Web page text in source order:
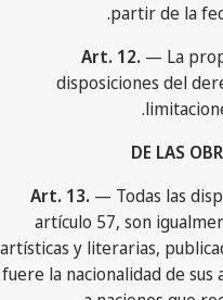
partir de la
Art. 12. — La
disposiciones del
DE LAS
Art. 13. — Todas las
artículo 57, son
artísticas y literarias,
fuere la nacionalidad de